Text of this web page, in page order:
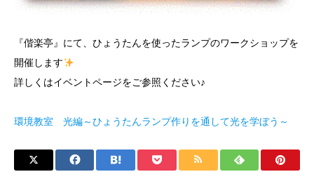
『偕楽亭』にて、ひょうたんを使ったランプのワークショップを
開催します
詳しくはイベントページをご参照ください♪
環境教室 光編～ひょうたんランプ作りを通して光を学ぼう～